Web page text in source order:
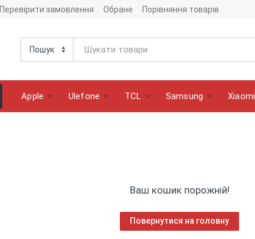
Перевірити замовлення Обране Порівняння товарів
Apple Ulefone TCL Samsung Xiaomi
Ваш кошик порожній!
Повернутися на головну